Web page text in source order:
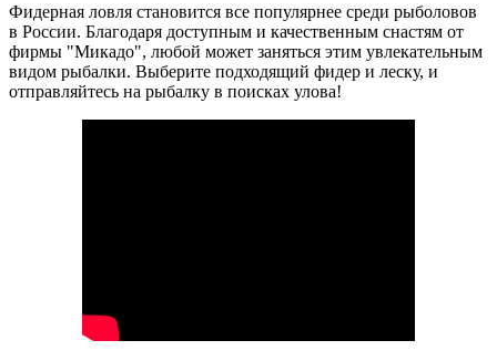
Фидерная ловля становится все популярнее среди рыболовов
в России. Благодаря доступным и качественным снастям от
фирмы "Микадо", любой может заняться этим увлекательным
видом рыбалки. Выберите подходящий фидер и леску, и
отправляйтесь на рыбалку в поисках улова!